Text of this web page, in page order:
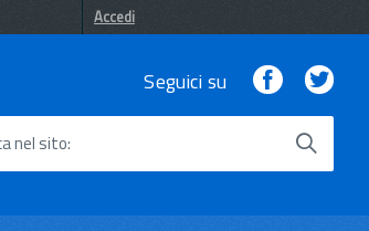
Accedi
Seguici su Facebook
nel sito